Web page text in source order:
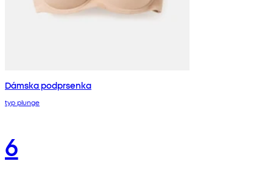
Dámska podprsenka
typ plunge
6